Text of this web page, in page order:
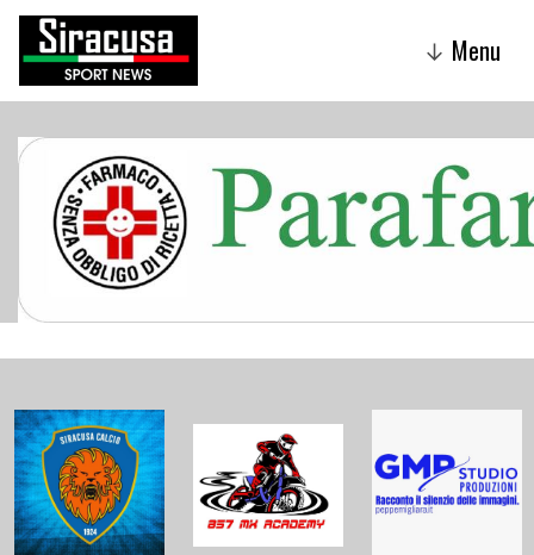
↓ Menu